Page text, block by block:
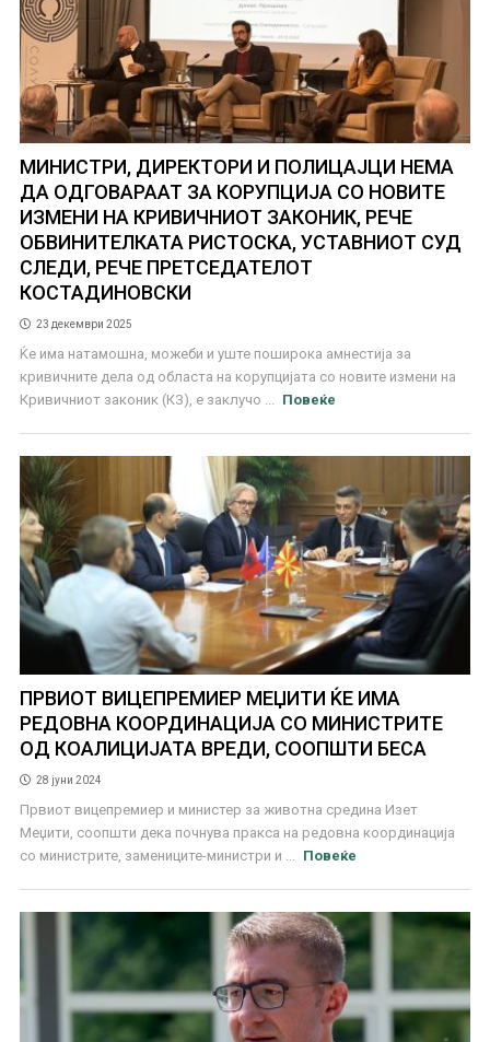
МИНИСТРИ, ДИРЕКТОРИ И ПОЛИЦАЈЦИ НЕМА
ДА ОДГОВАРААТ ЗА КОРУПЦИЈА СО НОВИТЕ
ИЗМЕНИ НА КРИВИЧНИОТ ЗАКОНИК, РЕЧЕ
ОБВИНИТЕЛКАТА РИСТОСКА, УСТАВНИОТ СУД
СЛЕДИ, РЕЧЕ ПРЕТСЕДАТЕЛОТ
КОСТАДИНОВСКИ
23 декември 2025
Ќе има натамошна, можеби и уште поширока амнестија за
кривичните дела од областа на корупцијата со новите измени на
Кривичниот законик (КЗ), е заклучо ...
Повеќе
ПРВИОТ ВИЦЕПРЕМИЕР МЕЏИТИ ЌЕ ИМА
РЕДОВНА КООРДИНАЦИЈА СО МИНИСТРИТЕ
ОД КОАЛИЦИЈАТА ВРЕДИ, СООПШТИ БЕСА
28 јуни 2024
Првиот вицепремиер и министер за животна средина Изет
Меџити, соопшти дека почнува пракса на редовна координација
со министрите, замениците-министри и ...
Повеќе